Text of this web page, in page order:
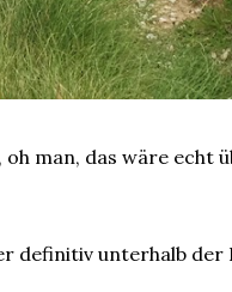
man, das wäre echt
definitiv unterhalb